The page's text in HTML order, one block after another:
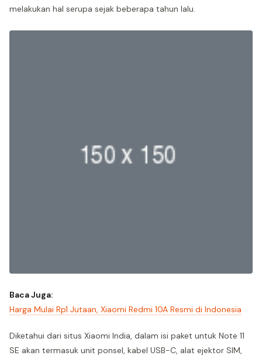
melakukan hal serupa sejak beberapa tahun lalu.
Baca Juga:
Harga Mulai Rp1 Jutaan, Xiaomi Redmi 10A Resmi di Indonesia
Diketahui dari situs Xiaomi India, dalam isi paket untuk Note 11
SE akan termasuk unit ponsel, kabel USB-C, alat ejektor SIM,